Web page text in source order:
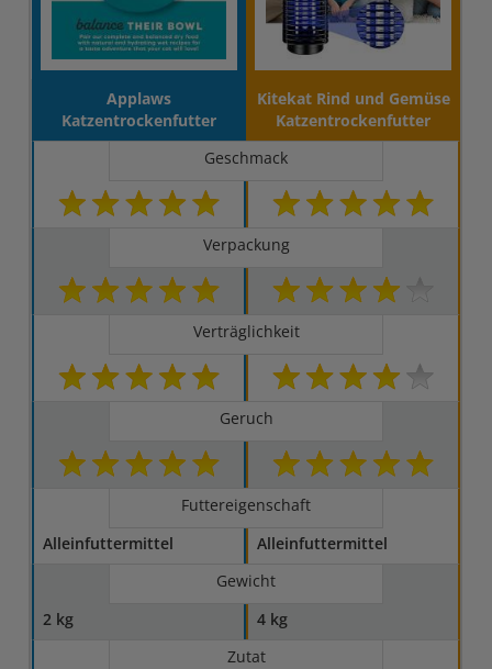
Applaws
Katzentrockenfutter
Kitekat Rind und Gemüse
Katzentrockenfutter
Geschmack
Verpackung
Verträglichkeit
Geruch
Futtereigenschaft
Alleinfuttermittel
Alleinfuttermittel
Gewicht
2 kg
4 kg
Zutat